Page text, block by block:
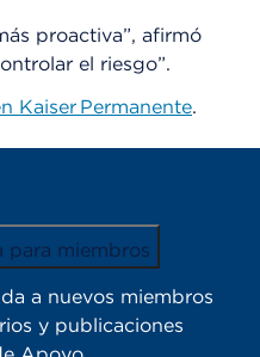
proactiva”, afirmó
el riesgo”.
Kaiser Permanente.
para miembros
a nuevos miembros
y publicaciones